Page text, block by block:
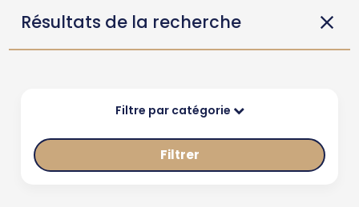
Résultats de la recherche
Filtre par catégorie
Filtrer